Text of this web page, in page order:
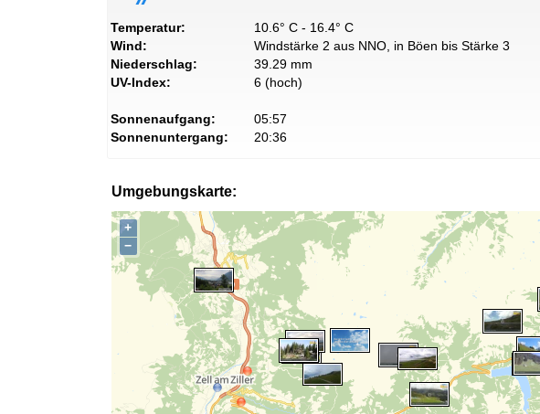
Temperatur:
10.6° C - 16.4° C
Wind:
Windstärke 2 aus NNO, in Böen bis Stärke 3
Niederschlag:
39.29 mm
UV-Index:
6 (hoch)
Sonnenaufgang:
05:57
Sonnenuntergang:
20:36
Umgebungskarte:
+
−